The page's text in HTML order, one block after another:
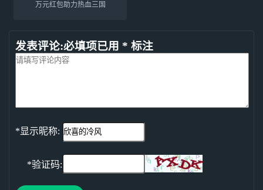
万元红包助力热血三国
发表评论:必填项已用 * 标注
*显示昵称:
*验证码: